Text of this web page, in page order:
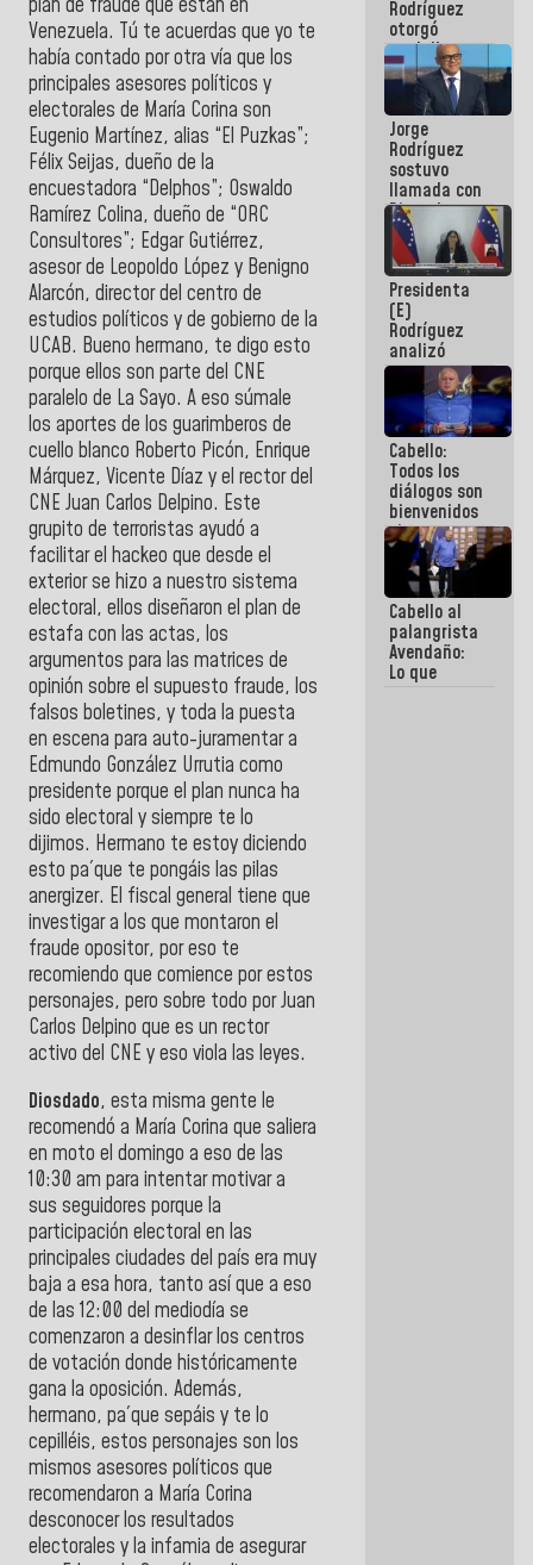
plan de fraude que están en
Venezuela. Tú te acuerdas que yo te
había contado por otra vía que los
principales asesores políticos y
electorales de María Corina son
Eugenio Martínez, alias “El Puzkas”;
Félix Seijas, dueño de la
encuestadora “Delphos”; Oswaldo
Ramírez Colina, dueño de “ORC
Consultores”; Edgar Gutiérrez,
asesor de Leopoldo López y Benigno
Alarcón, director del centro de
estudios políticos y de gobierno de la
UCAB. Bueno hermano, te digo esto
porque ellos son parte del CNE
paralelo de La Sayo. A eso súmale
los aportes de los guarimberos de
cuello blanco Roberto Picón, Enrique
Márquez, Vicente Díaz y el rector del
CNE Juan Carlos Delpino. Este
grupito de terroristas ayudó a
facilitar el hackeo que desde el
exterior se hizo a nuestro sistema
electoral, ellos diseñaron el plan de
estafa con las actas, los
argumentos para las matrices de
opinión sobre el supuesto fraude, los
falsos boletines, y toda la puesta
en escena para auto-juramentar a
Edmundo González Urrutia como
presidente porque el plan nunca ha
sido electoral y siempre te lo
dijimos. Hermano te estoy diciendo
esto pa´que te pongáis las pilas
anergizer. El fiscal general tiene que
investigar a los que montaron el
fraude opositor, por eso te
recomiendo que comience por estos
personajes, pero sobre todo por Juan
Carlos Delpino que es un rector
activo del CNE y eso viola las leyes.
Diosdado, esta misma gente le
recomendó a María Corina que saliera
en moto el domingo a eso de las
10:30 am para intentar motivar a
sus seguidores porque la
participación electoral en las
principales ciudades del país era muy
baja a esa hora, tanto así que a eso
de las 12:00 del mediodía se
comenzaron a desinflar los centros
de votación donde históricamente
gana la oposición. Además,
hermano, pa´que sepáis y te lo
cepilléis, estos personajes son los
mismos asesores políticos que
recomendaron a María Corina
desconocer los resultados
electorales y la infamia de asegurar
acción
Rodríguez
otorgó
medalla
"Héroe de
Venezuela"
a servidores
públicos
Jorge
Rodríguez
sostuvo
llamada con
Dinorah
Figuera y
acuerdan
primer
encuentro
presencial
para el
diálogo
Presidenta
(E)
Rodríguez
analizó
junto a
gobernadores
planes de
recuperación
del Sistema
Eléctrico
Nacional
Cabello:
Todos los
diálogos son
bienvenidos
siempre que
estén en el
marco de la
Constitución
de la
República
Cabello al
palangrista
Avendaño:
Lo que